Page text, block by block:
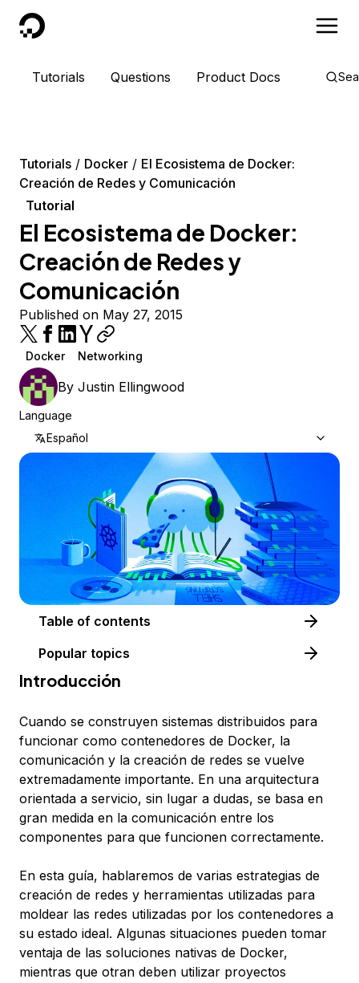
DigitalOcean
Tutorials Questions Product Docs
Tutorials Docker
El Ecosistema de Docker:
Creación de Redes y Comunicación
Tutorial
El Ecosistema de Docker:
Creación de Redes y
Comunicación
Published on May 27, 2015
Docker Networking
By Justin Ellingwood
Language
Español
Table of contents
Popular topics
Introducción
Cuando se construyen sistemas distribuidos para
funcionar como contenedores de Docker, la
comunicación y la creación de redes se vuelve
extremadamente importante. En una arquitectura
orientada a servicio, sin lugar a dudas, se basa en
gran medida en la comunicación entre los
componentes para que funcionen correctamente.
En esta guía, hablaremos de varias estrategias de
creación de redes y herramientas utilizadas para
moldear las redes utilizadas por los contenedores a
su estado ideal. Algunas situaciones pueden tomar
ventaja de las soluciones nativas de Docker,
mientras que otran deben utilizar proyectos